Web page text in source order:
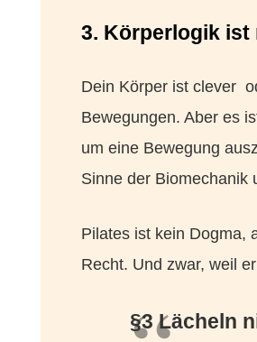
3. Körperlogik ist
Dein Körper ist clever
Bewegungen. Aber es
um eine Bewegung
Sinne der Biomechanik
Pilates ist kein Dogma,
Recht. Und zwar, weil
§3 Lächeln